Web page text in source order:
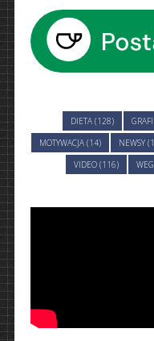
DIETA (128)
MOTYWACJA (14)
NEWSY
VIDEO (116)